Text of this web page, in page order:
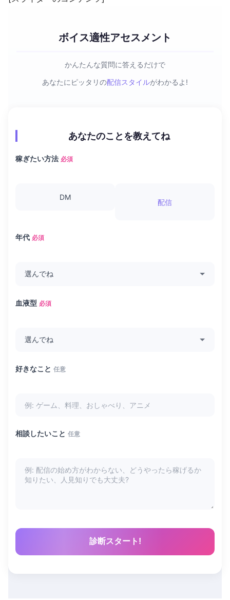
ボイス適性アセスメント
かんたんな質問に答えるだけで
あなたにピッタリの配信スタイルがわかるよ!
あなたのことを教えてね
稼ぎたい方法 必須
DM
配信
年代 必須
血液型 必須
好きなこと 任意
相談したいこと 任意
診断スタート!